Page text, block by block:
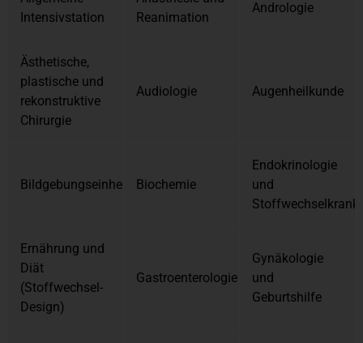
Intensivstation
Reanimation
Andrologie
Ästhetische,
plastische und
rekonstruktive
Chirurgie
Audiologie Augenheilkunde
Bildgebungseinheit Biochemie
Endokrinologie
und
Ernährung und
Diät
(Stoffwechsel-
Design)
Gastroenterologie
Gynäkologie
und
Geburtshilfe